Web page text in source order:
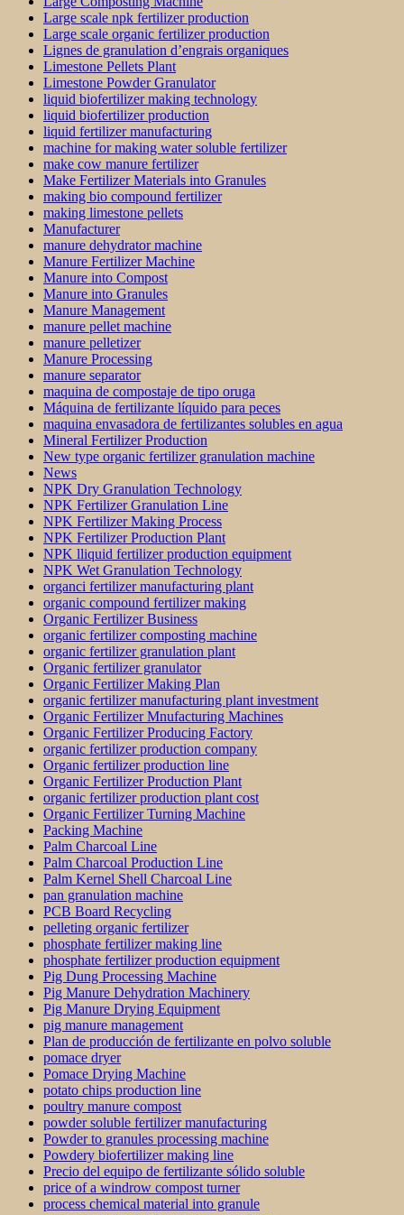
Large scale npk fertilizer production
Large scale organic fertilizer production
Lignes de granulation d’engrais organiques
Limestone Pellets Plant
Limestone Powder Granulator
liquid biofertilizer making technology
liquid biofertilizer production
liquid fertilizer manufacturing
machine for making water soluble fertilizer
make cow manure fertilizer
Make Fertilizer Materials into Granules
making bio compound fertilizer
making limestone pellets
Manufacturer
manure dehydrator machine
Manure Fertilizer Machine
Manure into Compost
Manure into Granules
Manure Management
manure pellet machine
manure pelletizer
Manure Processing
manure separator
maquina de compostaje de tipo oruga
Máquina de fertilizante líquido para peces
maquina envasadora de fertilizantes solubles en agua
Mineral Fertilizer Production
New type organic fertilizer granulation machine
News
NPK Dry Granulation Technology
NPK Fertilizer Granulation Line
NPK Fertilizer Making Process
NPK Fertilizer Production Plant
NPK lliquid fertilizer production equipment
NPK Wet Granulation Technology
organci fertilizer manufacturing plant
organic compound fertilizer making
Organic Fertilizer Business
organic fertilizer composting machine
organic fertilizer granulation plant
Organic fertilizer granulator
Organic Fertilizer Making Plan
organic fertilizer manufacturing plant investment
Organic Fertilizer Mnufacturing Machines
Organic Fertilizer Producing Factory
organic fertilizer production company
Organic fertilizer production line
Organic Fertilizer Production Plant
organic fertilizer production plant cost
Organic Fertilizer Turning Machine
Packing Machine
Palm Charcoal Line
Palm Charcoal Production Line
Palm Kernel Shell Charcoal Line
pan granulation machine
PCB Board Recycling
pelleting organic fertilizer
phosphate fertilizer making line
phosphate fertilizer production equipment
Pig Dung Processing Machine
Pig Manure Dehydration Machinery
Pig Manure Drying Equipment
pig manure management
Plan de producción de fertilizante en polvo soluble
pomace dryer
Pomace Drying Machine
potato chips production line
poultry manure compost
powder soluble fertilizer manufacturing
Powder to granules processing machine
Powdery biofertilizer making line
Precio del equipo de fertilizante sólido soluble
price of a windrow compost turner
process chemical material into granule